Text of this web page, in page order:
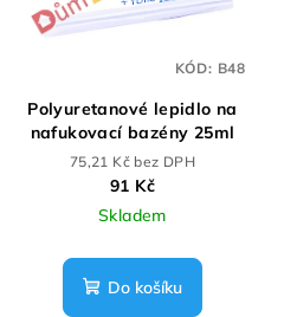
Polyuretanové lepidlo na
nafukovací bazény 25ml
75,21 Kč bez DPH
91 Kč
Skladem
Do košíku
KÓD: B48